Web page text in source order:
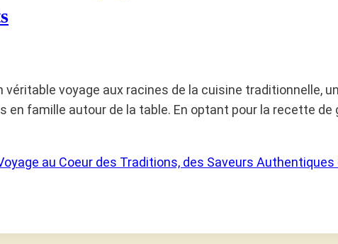
véritable voyage aux racines de la cuisine traditionnelle,
famille autour de la table. En optant pour la recette de
au Coeur des Traditions, des Saveurs